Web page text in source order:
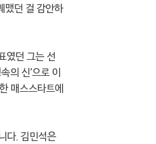
맸던 걸 감안하
였던 그는 선
의 신'으로 이
매스스타트에
다. 김민석은